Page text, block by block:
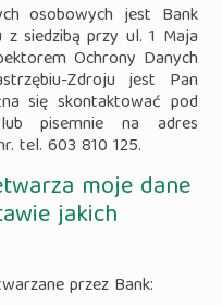
osobowych jest Bank
z siedzibą przy ul. 1 Maja
Ochrony Danych
Zdroju jest Pan
się skontaktować pod
lub pisemnie na adres
tel. 603 810 125.
moje dane
jakich
przez Bank: